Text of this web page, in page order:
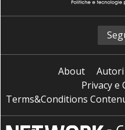
About Autori
Privacy e
Terms&Conditions